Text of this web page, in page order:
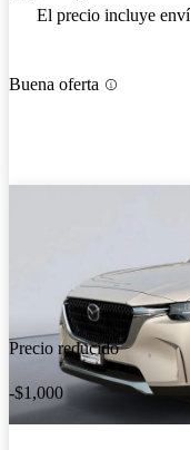
El precio incluye
Buena oferta
Precio reducido
-$1,000